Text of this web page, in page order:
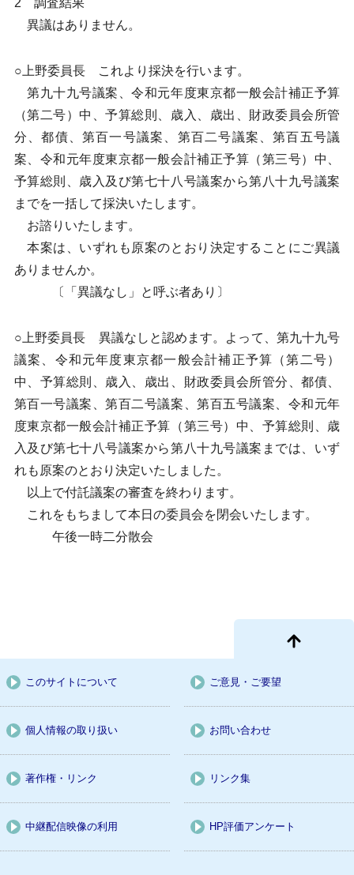
2 調査結果
異議はありません。
○上野委員長 これより採決を行います。
第九十九号議案、令和元年度東京都一般会計補正予算
（第二号）中、予算総則、歳入、歳出、財政委員会所管
分、都債、第百一号議案、第百二号議案、第百五号議
案、令和元年度東京都一般会計補正予算（第三号）中、
予算総則、歳入及び第七十八号議案から第八十九号議案
までを一括して採決いたします。
お諮りいたします。
本案は、いずれも原案のとおり決定することにご異議
ありませんか。
〔「異議なし」と呼ぶ者あり〕
○上野委員長 異議なしと認めます。よって、第九十九号
議案、令和元年度東京都一般会計補正予算（第二号）
中、予算総則、歳入、歳出、財政委員会所管分、都債、
第百一号議案、第百二号議案、第百五号議案、令和元年
度東京都一般会計補正予算（第三号）中、予算総則、歳
入及び第七十八号議案から第八十九号議案までは、いず
れも原案のとおり決定いたしました。
以上で付託議案の審査を終わります。
これをもちまして本日の委員会を閉会いたします。
午後一時二分散会
このサイトについて ご意見・ご要望
個人情報の取り扱い お問い合わせ
著作権・リンク リンク集
中継配信映像の利用 HP評価アンケート